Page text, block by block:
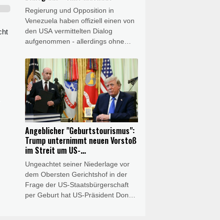
Regierung und Opposition in
Venezuela haben offiziell einen von
den USA vermittelten Dialog
aufgenommen - allerdings ohne
Friedensnobelpreisträgerin María
Corina Machado. Am Ende der
ersten Sitzung am Donnerstag
(Ortszeit) teilten beide Seiten in
Onlinediensten mit, sie würden eine
"politische, friedliche, demokratische
und verfassungsgemäße Lösung"
anstreben. Die Delegation der
Opposition wird von der lange im
Exil lebenden Ex-Abgeordneten
Dinorah Figuera angeführt.
Angeblicher "Geburtstourismus":
Trump unternimmt neuen Vorstoß
im Streit um US-
Staatsbürgerschaft
Ungeachtet seiner Niederlage vor
dem Obersten Gerichtshof in der
Frage der US-Staatsbürgerschaft
per Geburt hat US-Präsident Donald